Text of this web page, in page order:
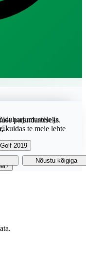
ja
2019
parandamiseks.
kuidas te meie lehte
Nõustu kõigiga